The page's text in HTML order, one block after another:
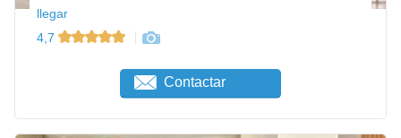
llegar
4,7
Contactar